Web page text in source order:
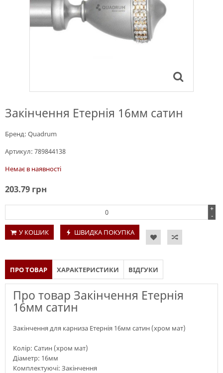
Закінчення Етернія 16мм сатин
Бренд: Quadrum
Артикул: 789844138
Немає в наявності
203.79 грн
+
-
У КОШИК
ШВИДКА ПОКУПКА
ПРО ТОВАР ХАРАКТЕРИСТИКИ ВІДГУКИ
Про товар Закінчення Етернія
16мм сатин
Закінчення для карниза Етернія 16мм сатин (хром мат)
Колір: Сатин (хром мат)
Діаметр: 16мм
Комплектуючі: Закінчення